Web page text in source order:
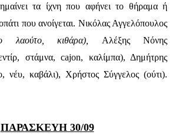
τα ίχνη που αφήνει το θήραμα ή
που ανοίγεται. Νικόλας Αγγελόπουλος
λαούτο, κιθάρα), Αλέξης Νόνης
στάμνα, cajon, καλίμπα), Δημήτρης
νέυ, καβάλι), Χρήστος Σύγγελος (ούτι).
ΠΑΡΑΣΚΕΥΗ 30/09